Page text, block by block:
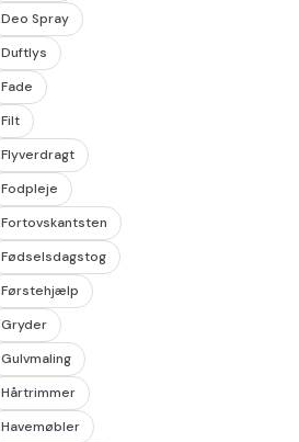
Deo Spray
Duftlys
Fade
Filt
Flyverdragt
Fodpleje
Fortovskantsten
Fødselsdagstog
Førstehjælp
Gryder
Gulvmaling
Hårtrimmer
Havemøbler